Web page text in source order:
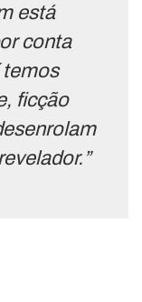
está
conta
temos
ficção